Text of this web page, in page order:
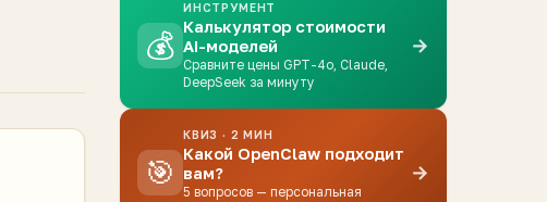
💰
ИНСТРУМЕНТ
Калькулятор стоимости
AI-моделей
Сравните цены GPT-4o, Claude,
DeepSeek за минуту
→
🎯
КВИЗ · 2 МИН
Какой OpenClaw подходит
вам?
5 вопросов — персональная
→